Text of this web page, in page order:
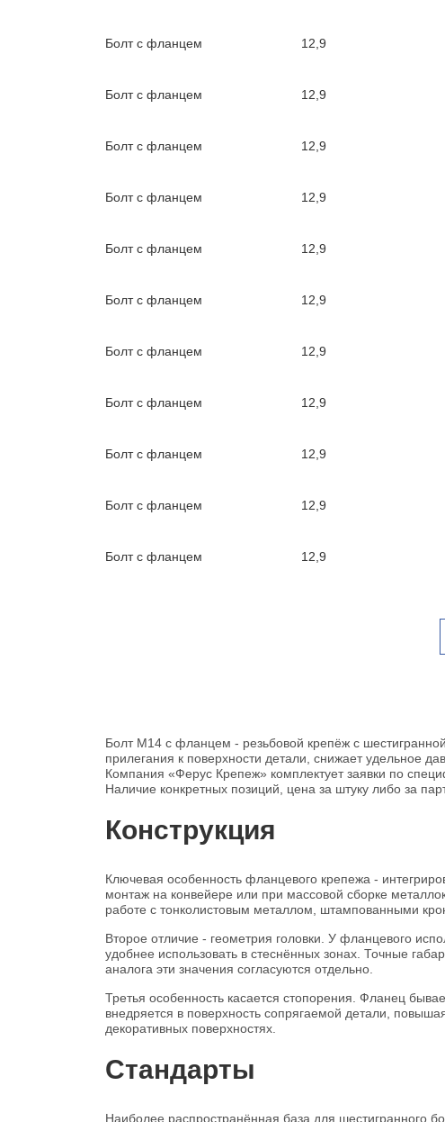
Болт с фланцем 12,9
Болт с фланцем 12,9
Болт с фланцем 12,9
Болт с фланцем 12,9
Болт с фланцем 12,9
Болт с фланцем 12,9
Болт с фланцем 12,9
Болт с фланцем 12,9
Болт с фланцем 12,9
Болт с фланцем 12,9
Болт с фланцем 12,9
Болт М14 с фланцем - резьбовой крепёж с
прилегания к поверхности детали, снижает удельное
Компания «Ферус Крепеж» комплектует заявки по
Наличие конкретных позиций, цена за штуку либо за
Конструкция
Ключевая особенность фланцевого крепежа -
монтаж на конвейере или при массовой сборке
работе с тонколистовым металлом, штампованными
Второе отличие - геометрия головки. У фланцевого
удобнее использовать в стеснённых зонах. Точные
аналога эти значения согласуются отдельно.
Третья особенность касается стопорения. Фланец
внедряется в поверхность сопрягаемой детали,
декоративных поверхностях.
Стандарты
Наиболее распространённая база для шестигранного